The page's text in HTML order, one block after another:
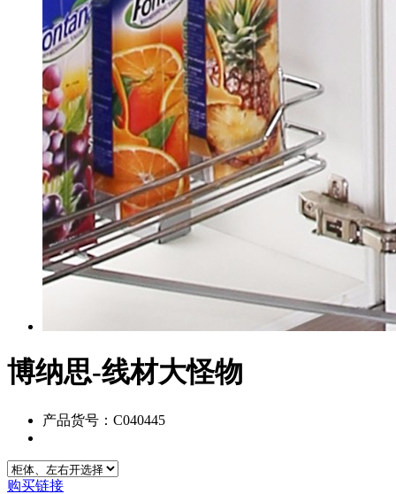
博纳思-线材大怪物
产品货号：C040445
购买链接